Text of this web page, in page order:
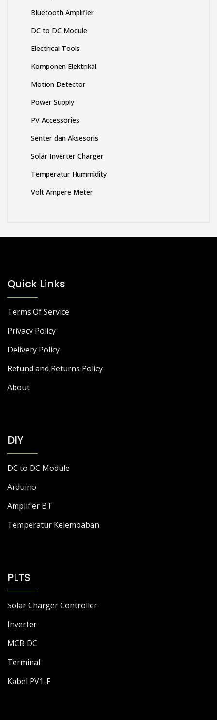
Bluetooth Amplifier
DC to DC Module
Electrical Tools
Komponen Elektrikal
Motion Detector
Power Supply
PV Accessories
Senter dan Aksesoris
Solar Inverter Charger
Temperatur Hummidity
Volt Ampere Meter
Quick Links
Terms Of Service
Privacy Policy
Delivery Policy
Refund and Returns Policy
About
DIY
DC to DC Module
Arduino
Amplifier BT
Temperatur Kelembaban
PLTS
Solar Charger Controller
Inverter
MCB DC
Terminal
Kabel PV1-F